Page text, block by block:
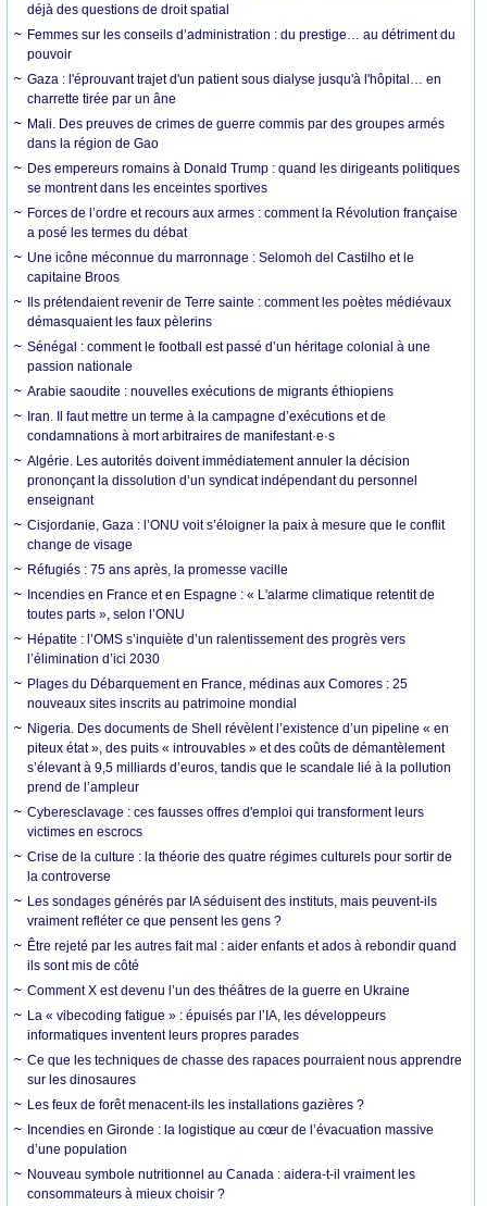
déjà des questions de droit spatial
Femmes sur les conseils d’administration : du prestige… au détriment du
pouvoir
Gaza : l'éprouvant trajet d'un patient sous dialyse jusqu'à l'hôpital… en
charrette tirée par un âne
Mali. Des preuves de crimes de guerre commis par des groupes armés
dans la région de Gao
Des empereurs romains à Donald Trump : quand les dirigeants politiques
se montrent dans les enceintes sportives
Forces de l’ordre et recours aux armes : comment la Révolution française
a posé les termes du débat
Une icône méconnue du marronnage : Selomoh del Castilho et le
capitaine Broos
Ils prétendaient revenir de Terre sainte : comment les poètes médiévaux
démasquaient les faux pèlerins
Sénégal : comment le football est passé d’un héritage colonial à une
passion nationale
Arabie saoudite : nouvelles exécutions de migrants éthiopiens
Iran. Il faut mettre un terme à la campagne d’exécutions et de
condamnations à mort arbitraires de manifestant·e·s
Algérie. Les autorités doivent immédiatement annuler la décision
prononçant la dissolution d’un syndicat indépendant du personnel
enseignant
Cisjordanie, Gaza : l’ONU voit s’éloigner la paix à mesure que le conflit
change de visage
Réfugiés : 75 ans après, la promesse vacille
Incendies en France et en Espagne : « L'alarme climatique retentit de
toutes parts », selon l’ONU
Hépatite : l’OMS s’inquiète d’un ralentissement des progrès vers
l’élimination d’ici 2030
Plages du Débarquement en France, médinas aux Comores : 25
nouveaux sites inscrits au patrimoine mondial
Nigeria. Des documents de Shell révèlent l’existence d’un pipeline « en
piteux état », des puits « introuvables » et des coûts de démantèlement
s’élevant à 9,5 milliards d’euros, tandis que le scandale lié à la pollution
prend de l’ampleur
Cyberesclavage : ces fausses offres d'emploi qui transforment leurs
victimes en escrocs
Crise de la culture : la théorie des quatre régimes culturels pour sortir de
la controverse
Les sondages générés par IA séduisent des instituts, mais peuvent-ils
vraiment refléter ce que pensent les gens ?
Être rejeté par les autres fait mal : aider enfants et ados à rebondir quand
ils sont mis de côté
Comment X est devenu l’un des théâtres de la guerre en Ukraine
La « vibecoding fatigue » : épuisés par l’IA, les développeurs
informatiques inventent leurs propres parades
Ce que les techniques de chasse des rapaces pourraient nous apprendre
sur les dinosaures
Les feux de forêt menacent-ils les installations gazières ?
Incendies en Gironde : la logistique au cœur de l’évacuation massive
d’une population
Nouveau symbole nutritionnel au Canada : aidera-t-il vraiment les
consommateurs à mieux choisir ?